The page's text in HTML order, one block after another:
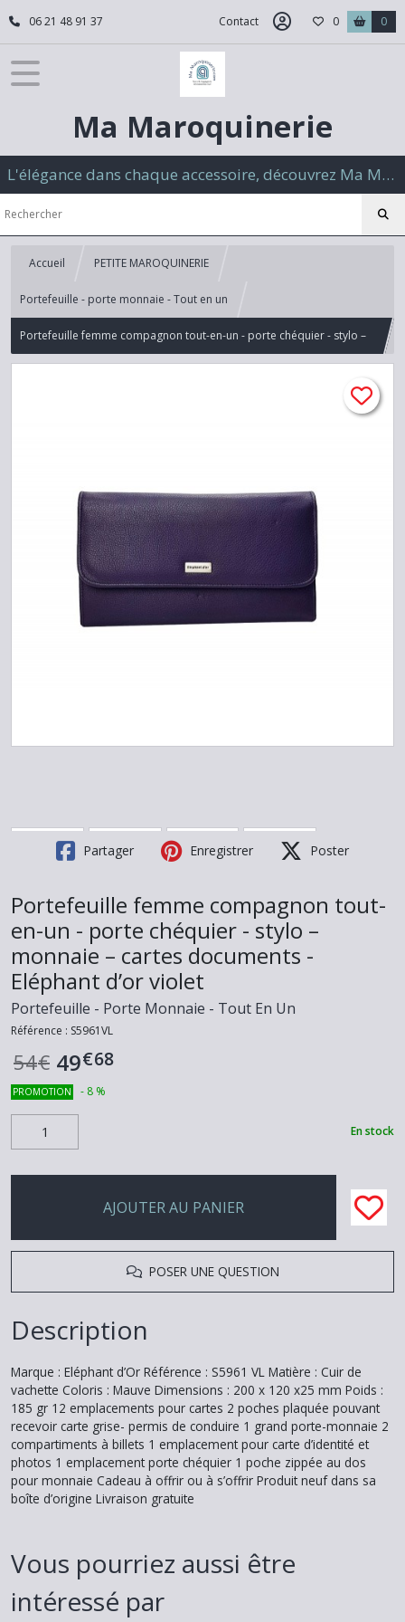
06 21 48 91 37 Contact 0 0
Ma Maroquinerie
L'élégance dans chaque accessoire, découvrez Ma Maroquinerie
Accueil PETITE MAROQUINERIE
Portefeuille - porte monnaie - Tout en un
Portefeuille femme compagnon tout-en-un - porte chéquier - stylo –
Partager Enregistrer Poster
Portefeuille femme compagnon tout-
en-un - porte chéquier - stylo –
monnaie – cartes documents -
Eléphant d’or violet
Portefeuille - Porte Monnaie - Tout En Un
Référence : S5961VL
54€ 49€68
PROMOTION - 8 %
En stock
AJOUTER AU PANIER
POSER UNE QUESTION
Description
Marque : Eléphant d’Or Référence : S5961 VL Matière : Cuir de
vachette Coloris : Mauve Dimensions : 200 x 120 x25 mm Poids :
185 gr 12 emplacements pour cartes 2 poches plaquée pouvant
recevoir carte grise- permis de conduire 1 grand porte-monnaie 2
compartiments à billets 1 emplacement pour carte d’identité et
photos 1 emplacement porte chéquier 1 poche zippée au dos
pour monnaie Cadeau à offrir ou à s’offrir Produit neuf dans sa
boîte d’origine Livraison gratuite
Vous pourriez aussi être
intéressé par